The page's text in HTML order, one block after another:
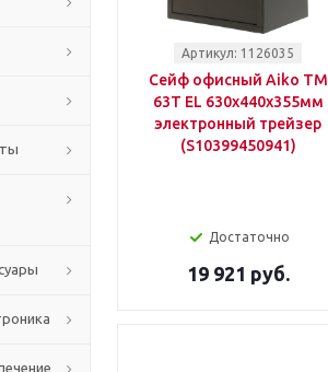
Артикул: 1126035
Сейф офисный Aiko TM
63T EL 630x440x355мм
электронный трейзер
(S10399450941)
Достаточно
19 921 руб.